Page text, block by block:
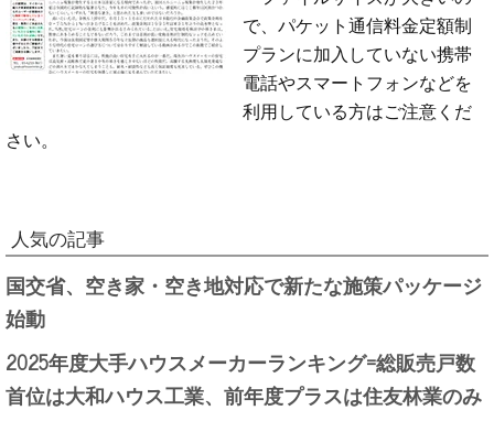
で、パケット通信料金定額制
プランに加入していない携帯
電話やスマートフォンなどを
利用している方はご注意くだ
さい。
人気の記事
国交省、空き家・空き地対応で新たな施策パッケージ
始動
2025年度大手ハウスメーカーランキング=総販売戸数
首位は大和ハウス工業、前年度プラスは住友林業のみ